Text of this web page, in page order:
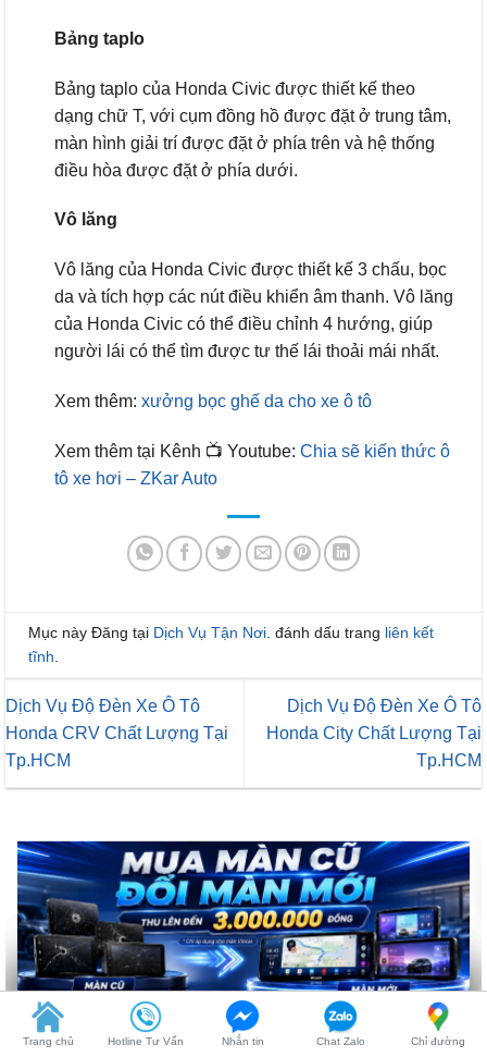
Bảng taplo
Bảng taplo của Honda Civic được thiết kế theo
dạng chữ T, với cụm đồng hồ được đặt ở trung tâm,
màn hình giải trí được đặt ở phía trên và hệ thống
điều hòa được đặt ở phía dưới.
Vô lăng
Vô lăng của Honda Civic được thiết kế 3 chấu, bọc
da và tích hợp các nút điều khiển âm thanh. Vô lăng
của Honda Civic có thể điều chỉnh 4 hướng, giúp
người lái có thể tìm được tư thế lái thoải mái nhất.
Xem thêm: xưởng bọc ghế da cho xe ô tô
Xem thêm tại Kênh 📺 Youtube: Chia sẽ kiến thức ô
tô xe hơi – ZKar Auto
Mục này Đăng tại Dịch Vụ Tận Nơi . đánh dấu trang liên kết
tĩnh
Dịch Vụ Độ Đèn Xe Ô Tô
Honda CRV Chất Lượng Tại
Tp.HCM
Dịch Vụ Độ Đèn Xe Ô Tô
Honda City Chất Lượng Tại
Tp.HCM
Trang chủ Hotline Tư Vấn Nhắn tin Chat Zalo Chỉ đường